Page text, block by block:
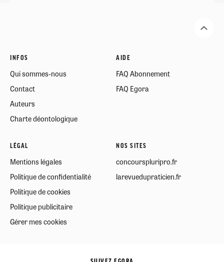
INFOS
Qui sommes-nous
Contact
Auteurs
Charte déontologique
AIDE
FAQ Abonnement
FAQ Egora
LÉGAL
Mentions légales
Politique de confidentialité
Politique de cookies
Politique publicitaire
Gérer mes cookies
NOS SITES
concourspluripro.fr
larevuedupraticien.fr